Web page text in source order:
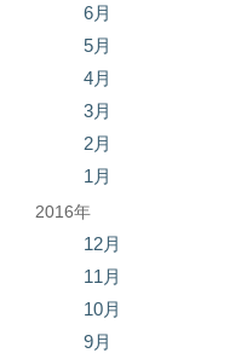
6月
5月
4月
3月
2月
1月
2016年
12月
11月
10月
9月